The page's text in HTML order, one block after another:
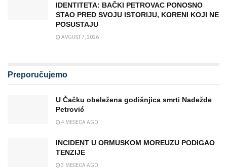
IDENTITETA: BAČKI PETROVAC PONOSNO
STAO PRED SVOJU ISTORIJU, KORENI KOJI NE
POSUSTAJU
AVGUST 7, 2026
Preporučujemo
U Čačku obeležena godišnjica smrti Nadežde
Petrović
4 MESECA AGO
INCIDENT U ORMUSKOM MOREUZU PODIGAO
TENZIJE
3 MESECA AGO